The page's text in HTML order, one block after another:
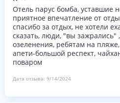
Отель парус бомба, уставшие
приятное впечатление от
спасибо за отдых, не хотели
сказать, люди, "вы зажрались"
озеленения, ребятам на
апети-большой респект,
поваром
Дата отзыва: 9/14/2024